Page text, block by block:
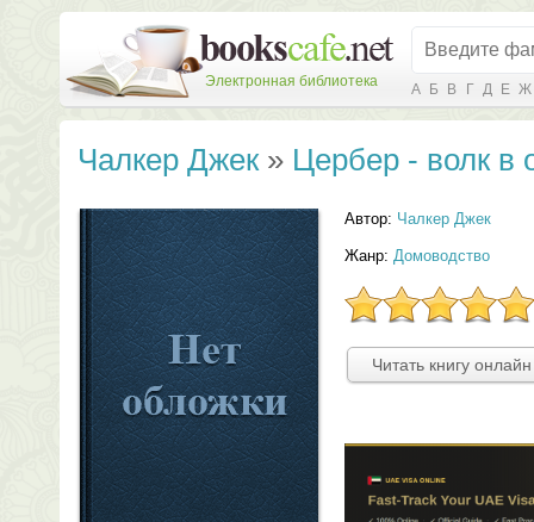
Электронная библиотека А Б В Г Д Е Ж
Чалкер Джек » Цербер - волк в
Автор: Чалкер Джек
Жанр: Домоводство
Читать книгу